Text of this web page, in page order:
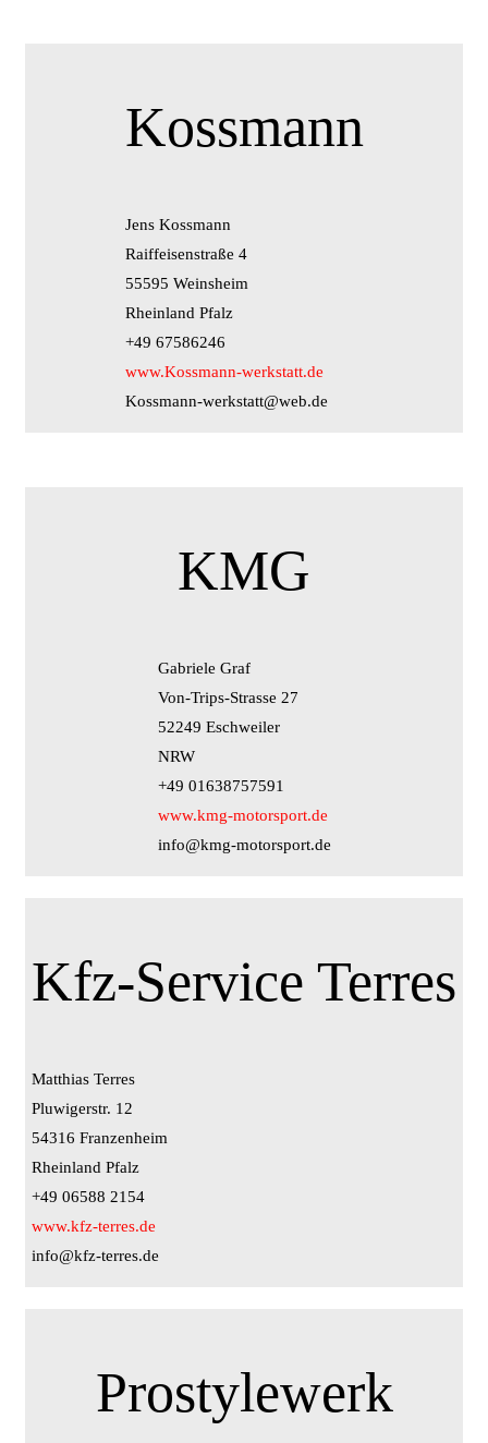
Kossmann
Jens Kossmann
Raiffeisenstraße 4
55595 Weinsheim
Rheinland Pfalz
+49 67586246
www.Kossmann-werkstatt.de
Kossmann-werkstatt@web.de
KMG
Gabriele Graf
Von-Trips-Strasse 27
52249 Eschweiler
NRW
+49 01638757591
www.kmg-motorsport.de
info@kmg-motorsport.de
Kfz-Service Terres
Matthias Terres
Pluwigerstr. 12
54316 Franzenheim
Rheinland Pfalz
+49 06588 2154
www.kfz-terres.de
info@kfz-terres.de
Prostylewerk